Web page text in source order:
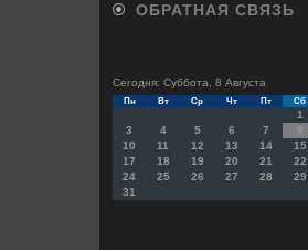
ОБРАТНАЯ СВЯЗЬ
Сегодня: Суббота, 8 Августа
Пн Вт Ср Чт Пт Сб
1
3
4 5 6 7 8
10
11 12 13 14 15
17
18 19 20 21 22
24
25 26 27 28 29
31